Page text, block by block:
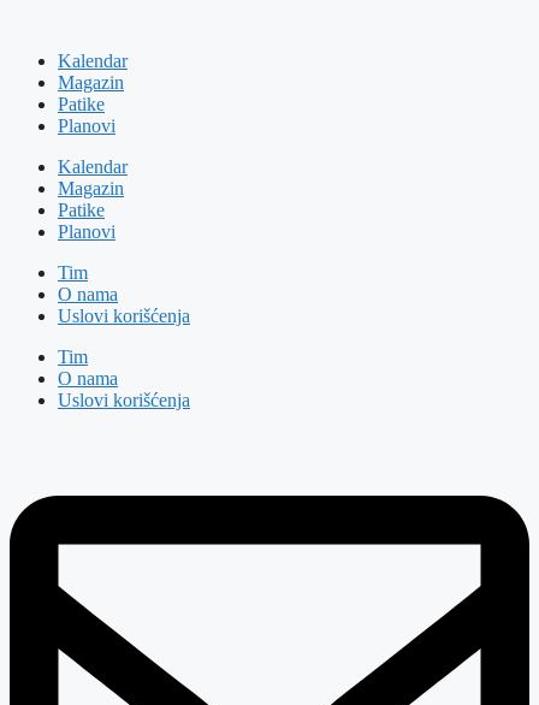
Kalendar
Magazin
Patike
Planovi
Kalendar
Magazin
Patike
Planovi
Tim
O nama
Uslovi korišćenja
Tim
O nama
Uslovi korišćenja